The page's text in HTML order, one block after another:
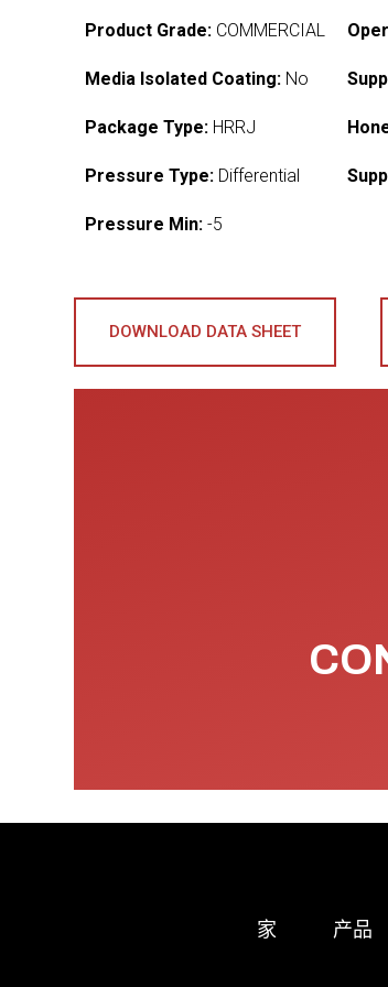
Product Grade: COMMERCIAL
Media Isolated Coating: No
Package Type: HRRJ
Pressure Type: Differential
Pressure Min: -5
DOWNLOAD DATA SHEET
家 产品